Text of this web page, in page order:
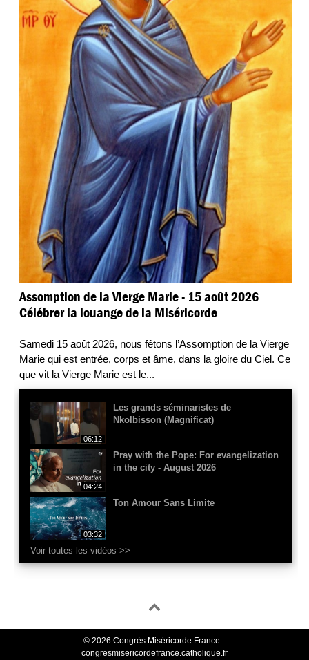
Assomption de la Vierge Marie - 15 août 2026
Célébrer la louange de la Miséricorde
Samedi 15 août 2026, nous fêtons l’Assomption de la Vierge
Marie qui est entrée, corps et âme, dans la gloire du Ciel. Ce
que vit la Vierge Marie est le...
06:12
Les grands séminaristes de
Nkolbisson (Magnificat)
04:24
Pray with the Pope: For evangelization
in the city - August 2026
03:32
Ton Amour Sans Limite
Voir toutes les vidéos >>
© 2026 Congrès Miséricorde France ::
congresmisericordefrance.catholique.fr